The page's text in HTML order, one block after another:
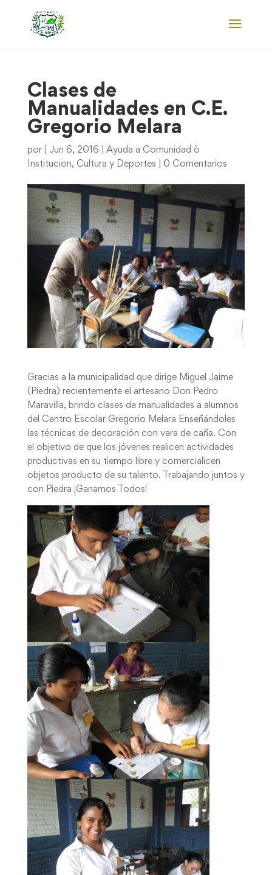
Clases de
Manualidades en C.E.
Gregorio Melara
por Jun 6, 2016
Ayuda a Comunidad ò
Institucion, Cultura y Deportes 0 Comentarios
Gracias a la municipalidad que dirige Miguel Jaime
(Piedra) recientemente el artesano Don Pedro
Maravilla, brindo clases de manualidades a alumnos
del Centro Escolar Gregorio Melara Enseñándoles
las técnicas de decoración con vara de caña. Con
el objetivo de que los jóvenes realicen actividades
productivas en su tiempo libre y comercialicen
objetos producto de su talento. Trabajando juntos y
con Piedra ¡Ganamos Todos!